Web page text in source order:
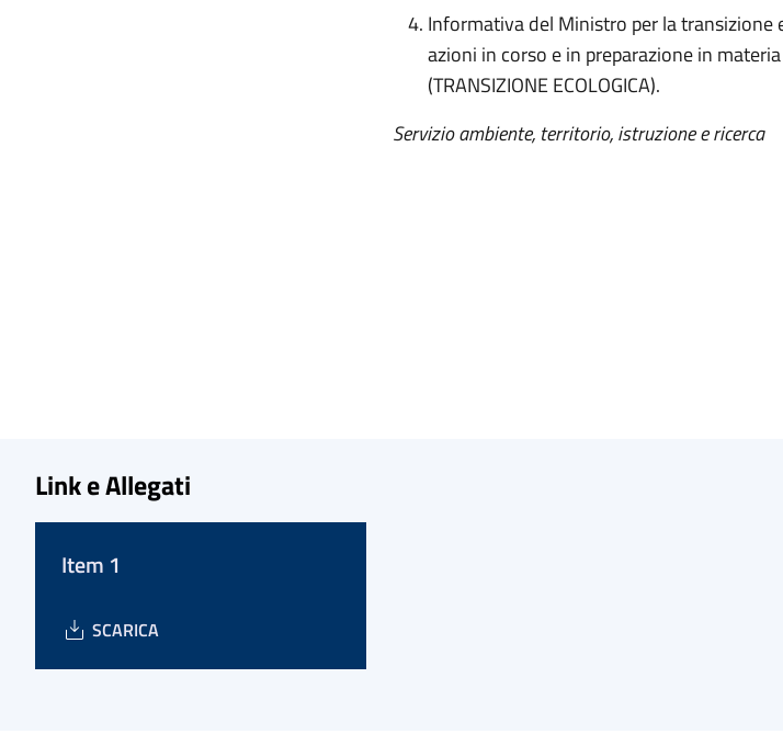
Informativa del Ministro per la transizione
azioni in corso e in preparazione in
(TRANSIZIONE ECOLOGICA).
Servizio ambiente, territorio, istruzione e ricerca
Link e Allegati
Item 1
SCARICA